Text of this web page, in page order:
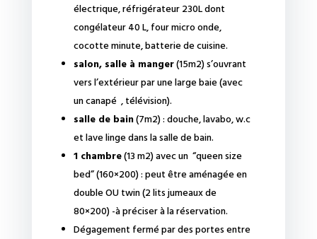
électrique, réfrigérateur 230L dont
congélateur 40 L, four micro onde,
cocotte minute, batterie de cuisine.
salon, salle à manger(15m2) s’ouvrant
vers l’extérieur par une large baie (avec
un canapé , télévision).
salle de bain(7m2) : douche, lavabo, w.c
et lave linge dans la salle de bain.
1 chambre(13 m2) avec un “queen size
bed” (160×200) : peut être aménagée en
double OU twin (2 lits jumeaux de
80×200) -à préciser à la réservation.
Dégagement fermé par des portes entre